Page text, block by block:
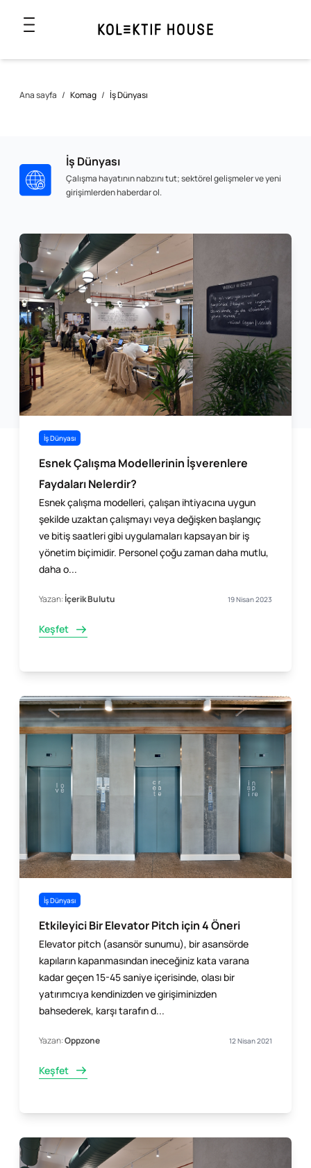
Ana sayfa / Komag / İş Dünyası
İş Dünyası
Çalışma hayatının nabzını tut; sektörel gelişmeler ve yeni
girişimlerden haberdar ol.
İş Dünyası
Esnek Çalışma Modellerinin İşverenlere
Faydaları Nelerdir?
Esnek çalışma modelleri, çalışan ihtiyacına uygun
şekilde uzaktan çalışmayı veya değişken başlangıç
ve bitiş ​saatleri gibi uygulamaları kapsayan bir iş
yönetim biçimidir. Personel çoğu zaman daha mutlu,
daha o...
Yazan:İçerik Bulutu 19 Nisan 2023
Keşfet
İş Dünyası
Etkileyici Bir Elevator Pitch için 4 Öneri
Elevator pitch (asansör sunumu), bir asansörde
kapıların kapanmasından ineceğiniz kata varana
kadar geçen 15-45 saniye içerisinde, olası bir
yatırımcıya kendinizden ve girişiminizden
bahsederek, karşı tarafın d...
Yazan:Oppzone 12 Nisan 2021
Keşfet